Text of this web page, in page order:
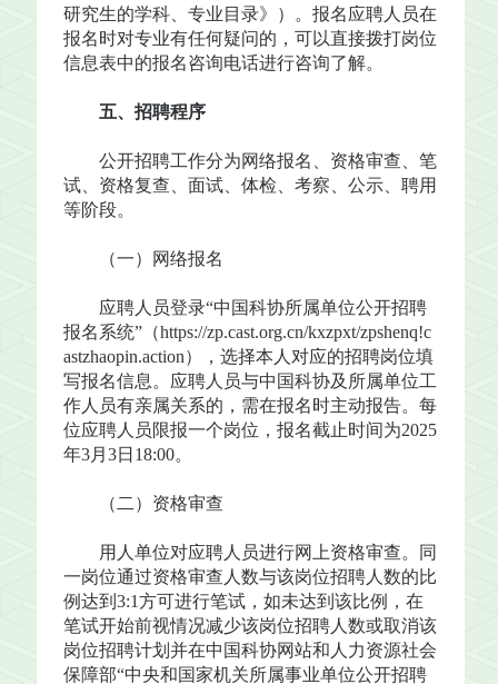
研究生的学科、专业目录》）。报名应聘人员在
报名时对专业有任何疑问的，可以直接拨打岗位
信息表中的报名咨询电话进行咨询了解。
五、招聘程序
公开招聘工作分为网络报名、资格审查、笔
试、资格复查、面试、体检、考察、公示、聘用
等阶段。
（一）网络报名
应聘人员登录“中国科协所属单位公开招聘
报名系统”（https://zp.cast.org.cn/kxzpxt/zpshenq!c
astzhaopin.action），选择本人对应的招聘岗位填
写报名信息。应聘人员与中国科协及所属单位工
作人员有亲属关系的，需在报名时主动报告。每
位应聘人员限报一个岗位，报名截止时间为2025
年3月3日18:00。
（二）资格审查
用人单位对应聘人员进行网上资格审查。同
一岗位通过资格审查人数与该岗位招聘人数的比
例达到3:1方可进行笔试，如未达到该比例，在
笔试开始前视情况减少该岗位招聘人数或取消该
岗位招聘计划并在中国科协网站和人力资源社会
保障部“中央和国家机关所属事业单位公开招聘